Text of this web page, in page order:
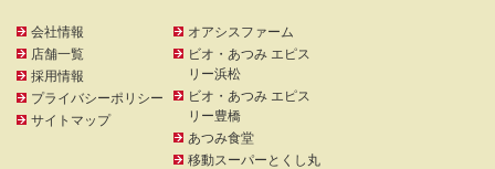
会社情報
店舗一覧
採用情報
プライバシーポリシー
サイトマップ
オアシスファーム
ビオ・あつみ エピス
リー浜松
ビオ・あつみ エピス
リー豊橋
あつみ食堂
移動スーパーとくし丸